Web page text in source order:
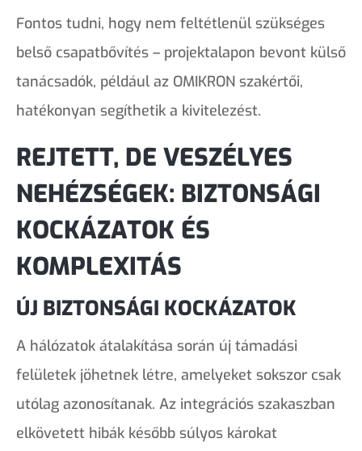
Fontos tudni, hogy nem feltétlenül szükséges
belső csapatbővítés – projektalapon bevont külső
tanácsadók, például az OMIKRON szakértői,
hatékonyan segíthetik a kivitelezést.
REJTETT, DE VESZÉLYES
NEHÉZSÉGEK: BIZTONSÁGI
KOCKÁZATOK ÉS
KOMPLEXITÁS
ÚJ BIZTONSÁGI KOCKÁZATOK
A hálózatok átalakítása során új támadási
felületek jöhetnek létre, amelyeket sokszor csak
utólag azonosítanak. Az integrációs szakaszban
elkövetett hibák később súlyos károkat